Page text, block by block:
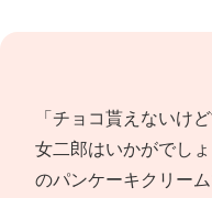
「チョコ貰えないけ
女二郎はいかがでし
のパンケーキクリー